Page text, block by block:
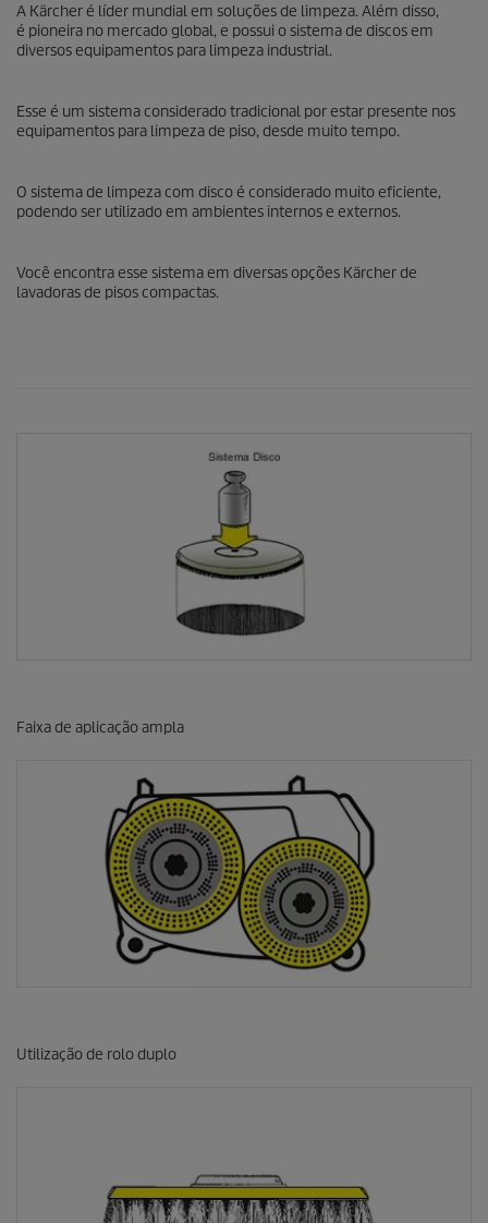
A Kärcher é líder mundial em soluções de limpeza. Além disso,
é pioneira no mercado global, e possui o sistema de discos em
diversos equipamentos para limpeza industrial.
Esse é um sistema considerado tradicional por estar presente nos
equipamentos para limpeza de piso, desde muito tempo.
O sistema de limpeza com disco é considerado muito eficiente,
podendo ser utilizado em ambientes internos e externos.
Você encontra esse sistema em diversas opções Kärcher de
lavadoras de pisos compactas.
Faixa de aplicação ampla
Utilização de rolo duplo